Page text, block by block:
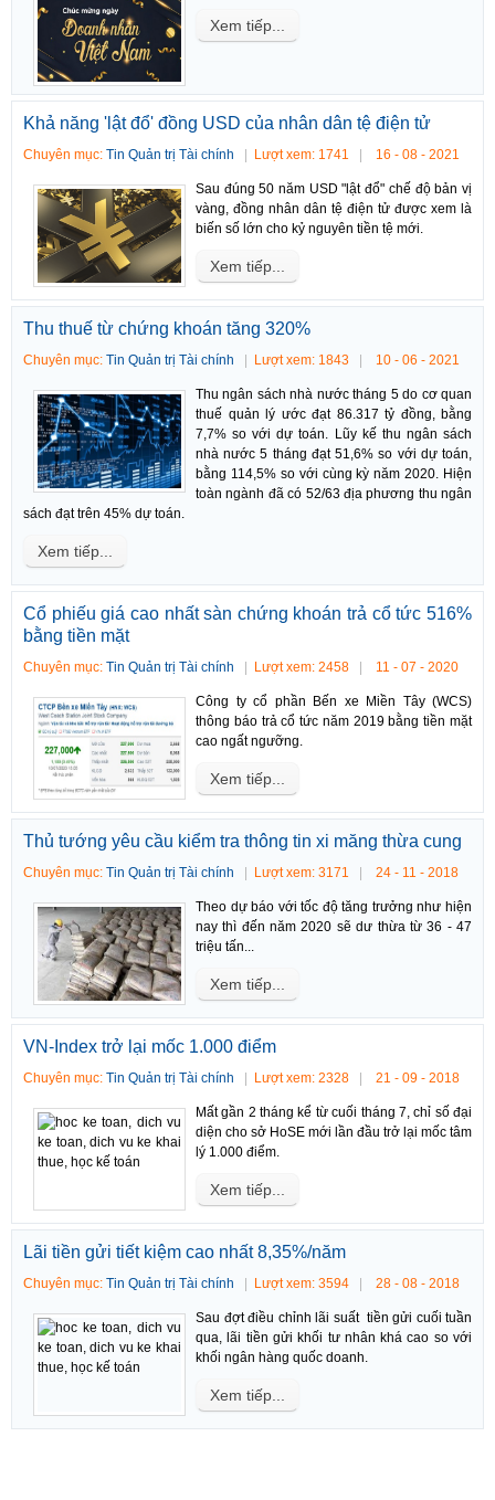
Xem tiếp...
Khả năng 'lật đổ' đồng USD của nhân dân tệ điện tử
Chuyên mục: Tin Quản trị Tài chính Lượt xem: 1741 16 - 08 - 2021
Sau đúng 50 năm USD "lật đổ" chế độ bản vị
vàng, đồng nhân dân tệ điện tử được xem là
biến số lớn cho kỷ nguyên tiền tệ mới.
Xem tiếp...
Thu thuế từ chứng khoán tăng 320%
Chuyên mục: Tin Quản trị Tài chính Lượt xem: 1843 10 - 06 - 2021
Thu ngân sách nhà nước tháng 5 do cơ quan
thuế quản lý ước đạt 86.317 tỷ đồng, bằng
7,7% so với dự toán. Lũy kế thu ngân sách
nhà nước 5 tháng đạt 51,6% so với dự toán,
bằng 114,5% so với cùng kỳ năm 2020. Hiện
toàn ngành đã có 52/63 địa phương thu ngân
sách đạt trên 45% dự toán.
Xem tiếp...
Cổ phiếu giá cao nhất sàn chứng khoán trả cổ tức 516%
bằng tiền mặt
Chuyên mục: Tin Quản trị Tài chính Lượt xem: 2458 11 - 07 - 2020
Công ty cổ phần Bến xe Miền Tây (WCS)
thông báo trả cổ tức năm 2019 bằng tiền mặt
cao ngất ngưỡng.
Xem tiếp...
Thủ tướng yêu cầu kiểm tra thông tin xi măng thừa cung
Chuyên mục: Tin Quản trị Tài chính Lượt xem: 3171 24 - 11 - 2018
Theo dự báo với tốc độ tăng trưởng như hiện
nay thì đến năm 2020 sẽ dư thừa từ 36 - 47
triệu tấn...
Xem tiếp...
VN-Index trở lại mốc 1.000 điểm
Chuyên mục: Tin Quản trị Tài chính Lượt xem: 2328 21 - 09 - 2018
Mất gần 2 tháng kể từ cuối tháng 7, chỉ số đại
diện cho sở HoSE mới lần đầu trở lại mốc tâm
lý 1.000 điểm.
Xem tiếp...
Lãi tiền gửi tiết kiệm cao nhất 8,35%/năm
Chuyên mục: Tin Quản trị Tài chính Lượt xem: 3594 28 - 08 - 2018
Sau đợt điều chỉnh lãi suất tiền gửi cuối tuần
qua, lãi tiền gửi khối tư nhân khá cao so với
khối ngân hàng quốc doanh.
Xem tiếp...